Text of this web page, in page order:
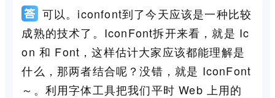
可以。iconfont到了今天应该是一种比较
成熟的技术了。IconFont拆开来看，就是 Ic
on 和 Font，这样估计大家应该都能理解是
什么，那两者结合呢？没错，就是 IconFont
～。利用字体工具把我们平时 Web 上用的